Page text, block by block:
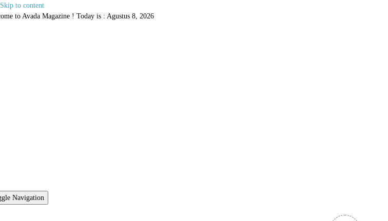
Skip to content
to Avada Magazine ! Today is : Agustus 8, 2026
Navigation